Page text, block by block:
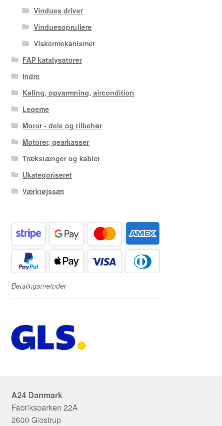
Vindues driver
Vinduesoprullere
Viskermekanismer
FAP katalysatorer
Indre
Køling, opvarmning, aircondition
Legeme
Motor - dele og tilbehør
Motorer, gearkasser
Trækstænger og kabler
Ukategoriseret
Værktøjssæt
Betalingsmetoder
A24 Danmark
Fabriksparken 22A
2600 Glostrup